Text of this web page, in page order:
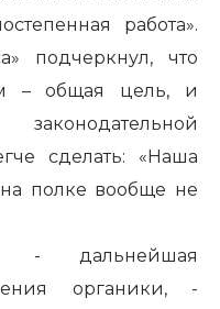
работа».
подчеркнул, что
– общая цель, и
сделать: «Наша
полке вообще не
- дальнейшая
органики, -